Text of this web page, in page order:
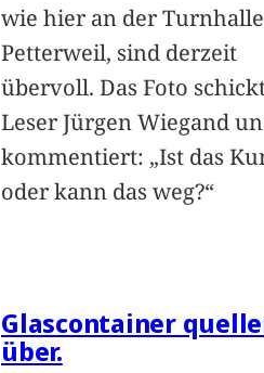
wie hier an der
Petterweil, sind derzeit
übervoll. Das Foto
Leser Jürgen Wiegand
kommentiert: „Ist das
oder kann das weg?“
Glascontainer
über.